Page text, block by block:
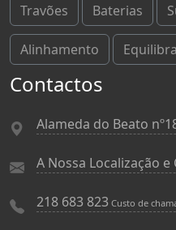
Travões Baterias
Alinhamento
Contactos
Alameda do Beato
A Nossa Localização
218 683 823 Custo de